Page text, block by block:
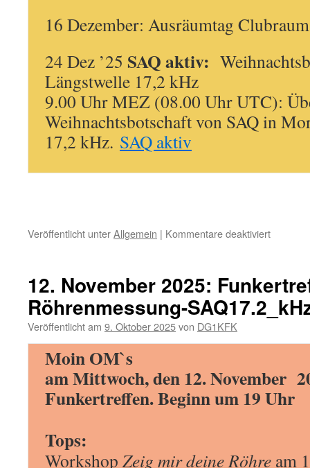
16 Dezember: Ausräumtag
24 Dez ’25 SAQ aktiv:
Längstwelle 17,2 kHz
9.00 Uhr MEZ (08.00 Uhr UTC):
Weihnachtsbotschaft von SAQ in
17,2 kHz. SAQ aktiv
Veröffentlicht unterAllgemein | Kommentare deaktiviertfür
und
schöne
2025
12. November 2025:
Röhrenmessung-
Veröffentlicht am 9. Oktober 2025von DG1KFK
Moin OM`s
am Mittwoch, den 12. November
Funkertreffen.Beginn um 19Uhr
Tops:
Workshop Zeig mir deine Röhre am